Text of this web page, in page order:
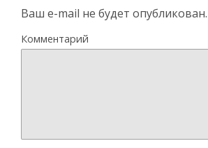
Ваш e-mail не будет опубликован.
Комментарий